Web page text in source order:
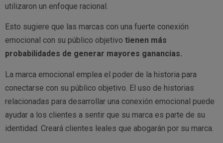
utilizaron un enfoque racional.
Esto sugiere que las marcas con una fuerte conexión
emocional con su público objetivo tienen más
probabilidades de generar mayores ganancias.
La marca emocional emplea el poder de la historia para
conectarse con su público objetivo. El uso de historias
relacionadas para desarrollar una conexión emocional puede
ayudar a los clientes a sentir que su marca es parte de su
identidad. Creará clientes leales que abogarán por su marca.